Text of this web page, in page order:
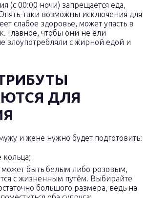
(с 00:00 ночи) запрещается еда,
таки возможны исключения для
слабое здоровье, может упасть в
Главное, чтобы они не ели
злоупотребляли с жирной едой и
ДЛЯ
и жене нужно будет подготовить:
кольца;
быть белым либо розовым,
с жизненным путём. Выбирайте
большого размера, ведь на